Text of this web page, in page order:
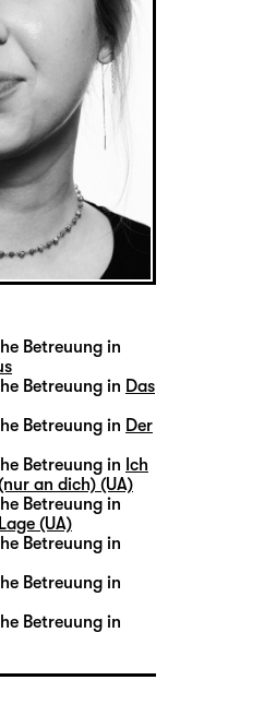
Betreuung in
Betreuung in Das
Betreuung in Der
Betreuung in Ich
an dich) (UA)
Betreuung in
(UA)
Betreuung in
Betreuung in
Betreuung in